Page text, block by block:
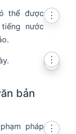
thể được
nước
⋮
⋮
bản
⋮
pháp
⋮